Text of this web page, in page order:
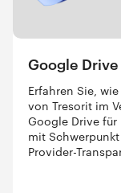
Google
Erfahren Sie,
von Tresorit im
Google Drive für
mit
Provider-